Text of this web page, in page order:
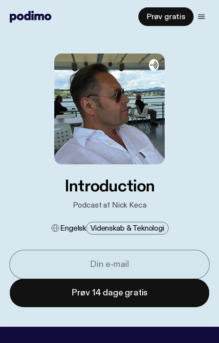
Prøv gratis
Introduction
Podcast af Nick Keca
Engelsk Videnskab & Teknologi
Prøv 14 dage gratis